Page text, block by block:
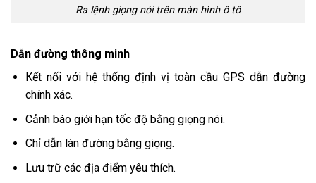
Ra lệnh giọng nói trên màn hình ô tô
Dẫn đường thông minh
Kết nối với hệ thống định vị toàn cầu GPS dẫn đường
chính xác.
Cảnh báo giới hạn tốc độ bằng giọng nói.
Chỉ dẫn làn đường bằng giọng.
Lưu trữ các địa điểm yêu thích.